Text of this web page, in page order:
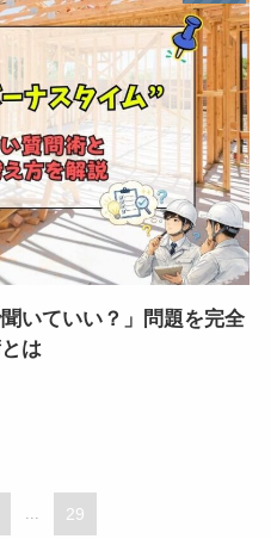
いていい？」問題を完全
は
29